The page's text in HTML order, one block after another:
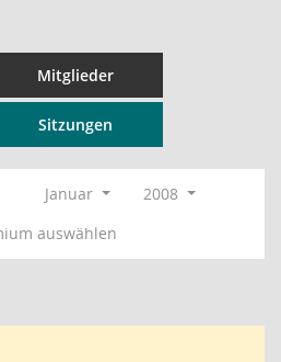
Mitglieder
Sitzungen
Januar
2008
auswählen